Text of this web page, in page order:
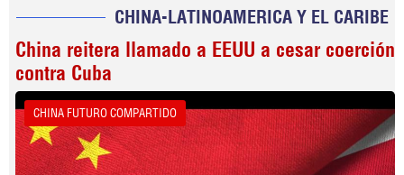
CHINA-LATINOAMERICA Y EL CARIBE
China reitera llamado a EEUU a cesar coerción
contra Cuba
CHINA FUTURO COMPARTIDO